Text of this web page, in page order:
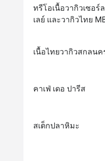
ทรีโอเนื้อวากิวเซอร์
เลย์ และวากิวไทย
เนื้อไทยวากิวสกลนค
คาเฟ่ เดอ ปารีส
สเต็กปลาหิมะ